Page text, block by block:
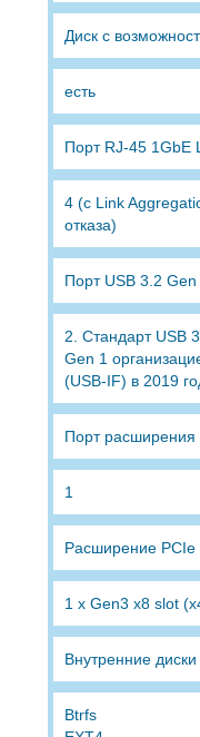
Диск с
есть
Порт RJ-45 1GbE
4 (с Link
отказа)
Порт USB 3.2 Gen
2. Стандарт USB
Gen 1
(USB-IF) в 2019
Порт расширения
1
Расширение PCIe
1 x Gen3 x8 slot
Внутренние диски
Btrfs